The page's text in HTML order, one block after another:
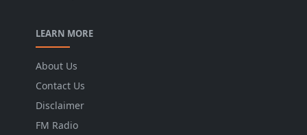
LEARN MORE
About Us
Contact Us
Disclaimer
FM Radio